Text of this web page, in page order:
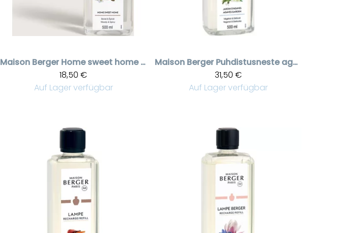
Maison Berger
Home sweet home puhdistusneste 500 ml
18,50 €
Auf Lager verfügbar
Maison Berger
Puhdistusneste agaves garden 1 l
31,50 €
Auf Lager verfügbar